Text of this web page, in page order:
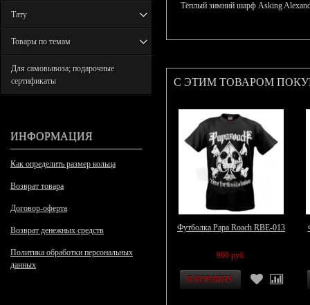
Тату
Товары по темам
Для самовывоза; подарочные
сертификаты
ИНФОРМАЦИЯ
Как определить размер кольца
Возврат товара
Договор-оферта
Возврат денежных средств
Политика обработки персональных
данных
Тёплый зимний шарф Asking
С ЭТИМ ТОВАРОМ
Футболка Papa Roach RBE-013
900 руб.